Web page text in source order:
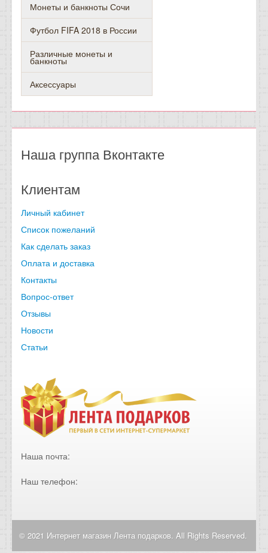
Монеты и банкноты Сочи
Футбол FIFA 2018 в России
Различные монеты и
банкноты
Аксессуары
Наша группа Вконтакте
Клиентам
Личный кабинет
Список пожеланий
Как сделать заказ
Оплата и доставка
Контакты
Вопрос-ответ
Отзывы
Новости
Статьи
Наша почта:
Наш телефон:
© 2021 Интернет магазин Лента подарков. All Rights Reserved.